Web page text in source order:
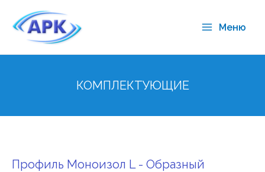
Меню
КОМПЛЕКТУЮЩИЕ
Профиль Моноизол L - Образный